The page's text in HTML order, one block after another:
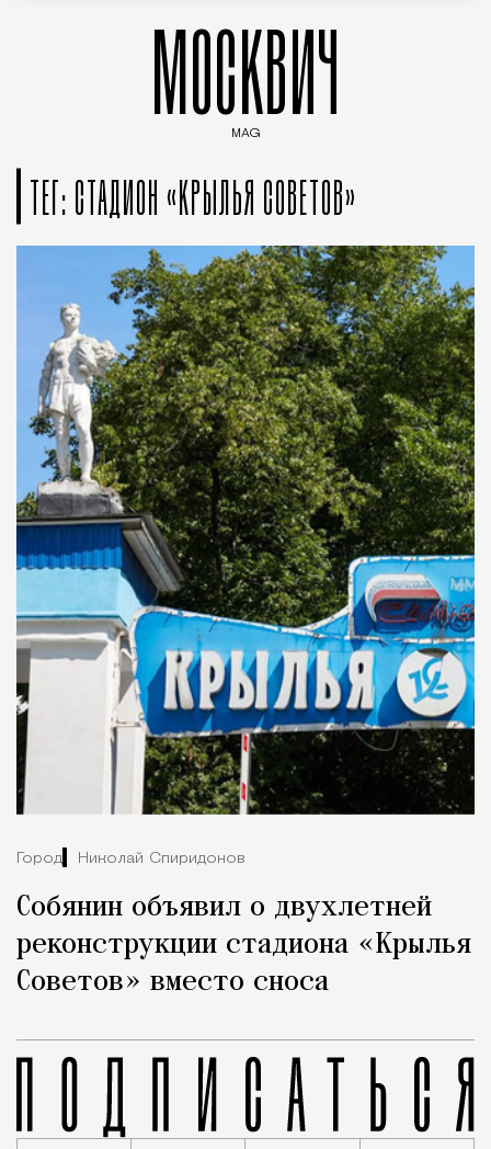
МОСКВИЧ
MAG
ТЕГ: СТАДИОН «КРЫЛЬЯ СОВЕТОВ»
Город Николай Спиридонов
Собянин объявил о двухлетней
реконструкции стадиона «Крылья
Советов» вместо сноса